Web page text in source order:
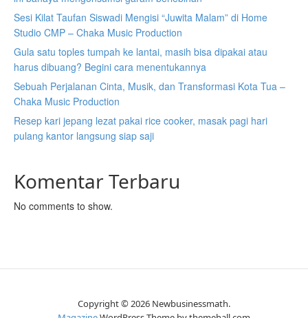
Sesi Kilat Taufan Siswadi Mengisi “Juwita Malam” di Home
Studio CMP – Chaka Music Production
Gula satu toples tumpah ke lantai, masih bisa dipakai atau
harus dibuang? Begini cara menentukannya
Sebuah Perjalanan Cinta, Musik, dan Transformasi Kota Tua –
Chaka Music Production
Resep kari jepang lezat pakai rice cooker, masak pagi hari
pulang kantor langsung siap saji
Komentar Terbaru
No comments to show.
Copyright © 2026 Newbusinessmath.